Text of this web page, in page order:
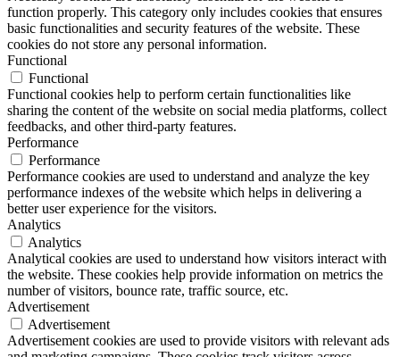
function properly. This category only includes cookies that ensures
basic functionalities and security features of the website. These
cookies do not store any personal information.
Functional
Functional
Functional cookies help to perform certain functionalities like
sharing the content of the website on social media platforms, collect
feedbacks, and other third-party features.
Performance
Performance
Performance cookies are used to understand and analyze the key
performance indexes of the website which helps in delivering a
better user experience for the visitors.
Analytics
Analytics
Analytical cookies are used to understand how visitors interact with
the website. These cookies help provide information on metrics the
number of visitors, bounce rate, traffic source, etc.
Advertisement
Advertisement
Advertisement cookies are used to provide visitors with relevant ads